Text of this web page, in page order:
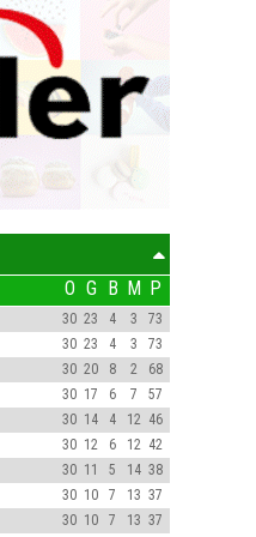
O G B M P
30 23 4 3
73
30 23 4 3
73
30 20 8 2
68
30 17 6 7
57
30 14 4 12 46
30 12 6 12 42
30 11 5 14 38
30 10 7 13 37
30 10 7 13 37